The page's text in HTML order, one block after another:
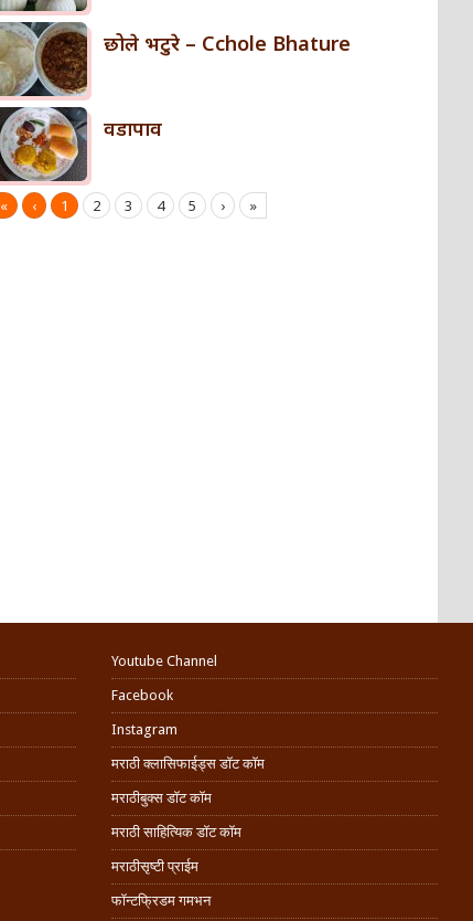
छोले भटुरे – Cchole Bhature
वडापाव
« ‹ 1 2 3 4 5 › »
Youtube Channel
Facebook
Instagram
मराठी क्लासिफाईड्स डॉट कॉम
मराठीबुक्स डॉट कॉम
मराठी साहित्यिक डॉट कॉम
मराठीसृष्टी प्राईम
फॉन्टफ्रिडम गमभन